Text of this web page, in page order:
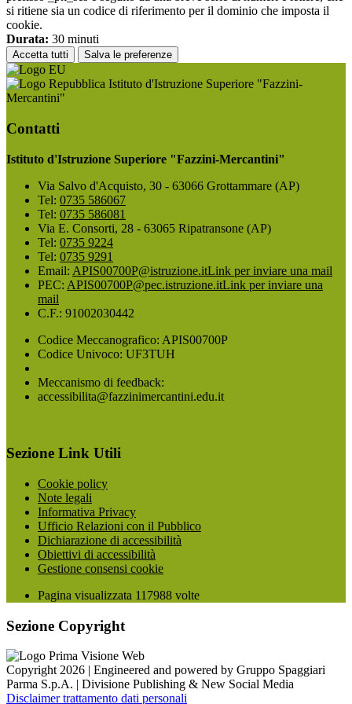
si ritiene sia un codice di riferimento per il dominio che imposta il
cookie.
Durata: 30 minuti
Accetta tutti Salva le preferenze
Istituto d'Istruzione Superiore "Fazzini-
Mercantini"
Contatti
Istituto d'Istruzione Superiore "Fazzini-Mercantini"
Via Salvo d'Acquisto, 30 - 63066 Grottammare (AP)
Tel: 0735 586067
Tel: 0735 586081
Via E. Consorti, 28 - 63065 Ripatransone (AP)
Tel: 0735 9224
Tel: 0735 9291
Email: APIS00700P@istruzione.itLink per inviare una mail
PEC: APIS00700P@pec.istruzione.itLink per inviare una
mail
C.F.: 91002030442
Codice Meccanografico: APIS00700P
Codice Univoco: UF3TUH
Meccanismo di feedback:
accessibilita@fazzinimercantini.edu.it
Sezione Link Utili
Cookie policy
Note legali
Informativa Privacy
Ufficio Relazioni con il Pubblico
Dichiarazione di accessibilità
Obiettivi di accessibilità
Gestione consensi cookie
Pagina visualizzata 117988 volte
Sezione Copyright
Copyright 2026 | Engineered and powered by Gruppo Spaggiari
Parma S.p.A. | Divisione Publishing & New Social Media
Disclaimer trattamento dati personali